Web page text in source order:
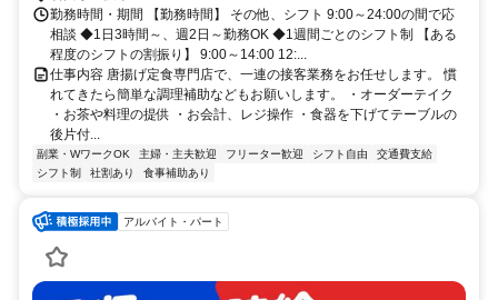
勤務時間・期間 【勤務時間】 その他、シフト 9:00～24:00の間で応
相談 ◆1日3時間～、週2日～勤務OK ◆1週間ごとのシフト制 【ある
程度のシフトの割振り】 9:00～14:00 12:...
仕事内容 唐揚げ定食専門店で、一連の接客業務をお任せします。 慣
れてきたら簡単な調理補助などもお願いします。 ・オーダーテイク
・お茶や料理の提供 ・お会計、レジ操作 ・食器を下げてテーブルの
後片付...
副業・WワークOK 主婦・主夫歓迎 フリーター歓迎 シフト自由
交通費支給
シフト制
社割あり 食事補助あり
アルバイト・パート